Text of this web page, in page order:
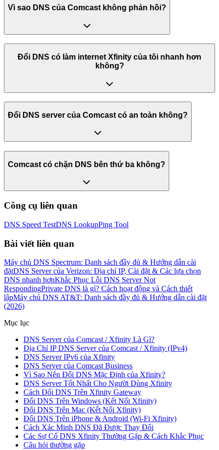
Vì sao DNS của Comcast không phản hồi?
Đổi DNS có làm internet Xfinity của tôi nhanh hơn
không?
Đổi DNS server của Comcast có an toàn không?
Comcast có chặn DNS bên thứ ba không?
Công cụ liên quan
DNS Speed TestDNS LookupPing Tool
Bài viết liên quan
Máy chủ DNS Spectrum: Danh sách đầy đủ & Hướng dẫn cài
đặtDNS Server của Verizon: Địa chỉ IP, Cài đặt & Các lựa chọn
DNS nhanh hơnKhắc Phục Lỗi DNS Server Not
RespondingPrivate DNS là gì? Cách hoạt động và Cách thiết
lậpMáy chủ DNS AT&T: Danh sách đầy đủ & Hướng dẫn cài đặt
(2026)
Mục lục
DNS Server của Comcast / Xfinity Là Gì?
Địa Chỉ IP DNS Server của Comcast / Xfinity (IPv4)
DNS Server IPv6 của Xfinity
DNS Server của Comcast Business
Vì Sao Nên Đổi DNS Mặc Định của Xfinity?
DNS Server Tốt Nhất Cho Người Dùng Xfinity
Cách Đổi DNS Trên Xfinity Gateway
Đổi DNS Trên Windows (Kết Nối Xfinity)
Đổi DNS Trên Mac (Kết Nối Xfinity)
Đổi DNS Trên iPhone & Android (Wi-Fi Xfinity)
Cách Xác Minh DNS Đã Được Thay Đổi
Các Sự Cố DNS Xfinity Thường Gặp & Cách Khắc Phục
Câu hỏi thường gặp